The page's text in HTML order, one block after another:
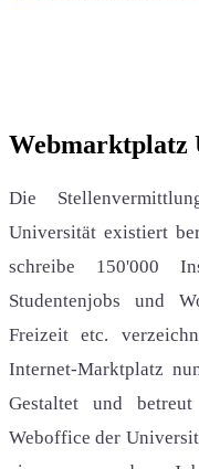
Webmarktplatz
Die
Universität existiert
schreibe 150'000
Studentenjobs und
Freizeit etc.
Internet-Marktplatz
Gestaltet und
Weboffice der